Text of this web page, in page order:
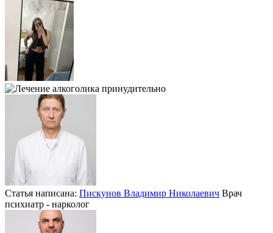
Статья написана: Пискунов Владимир Николаевич Врач
психиатр - нарколог